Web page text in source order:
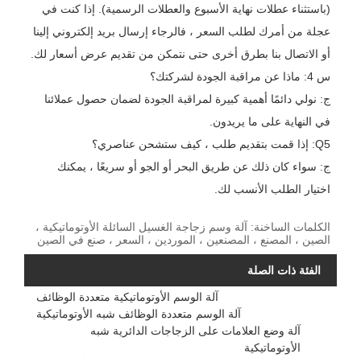
(باستثناء عطلات نهاية الأسبوع والعطلات الرسمية). إذا كنت في
عجلة من أمرك لطلب السعر ، فالرجاء إرسال بريد إلكتروني إلينا
أو الاتصال بنا بطرق أخرى حتى نتمكن من تقديم عرض أسعار لك.
س 4: ماذا عن مراقبة الجودة لشركتك؟
ج: نولي دائمًا أهمية كبيرة لمراقبة الجودة لضمان حصول عملائنا
في النهاية على ما يريدون.
Q5: إذا قمت بتقديم طلب ، كيف ستشحن عناصري؟
ج: سواء كان ذلك عن طريق البحر أو الجو أو سريعًا ، يمكنك
اختيار الطلب الأنسب لك.
الكلمات الساخنة: آلة وسم زجاجة الغسيل السائلة الأوتوماتيكية ،
الصين ، المصنع ، المصنعين ، الموردين ، السعر ، صنع في الصين
الفئة ذات الصلة
آلة الوسم الأوتوماتيكية متعددة الوظائف
آلة الوسم متعددة الوظائف شبه الأوتوماتيكية
آلة وضع العلامات على الزجاجات الدائرية شبه
الأوتوماتيكية